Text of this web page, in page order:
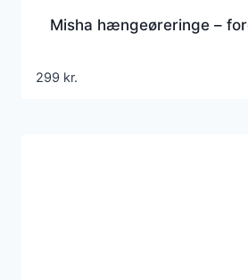
Misha hængeøreringe –
299 kr.